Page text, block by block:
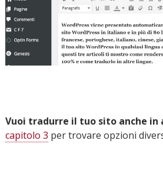
Vuoi tradurre il tuo sito anche in
capitolo 3 per trovare opzioni